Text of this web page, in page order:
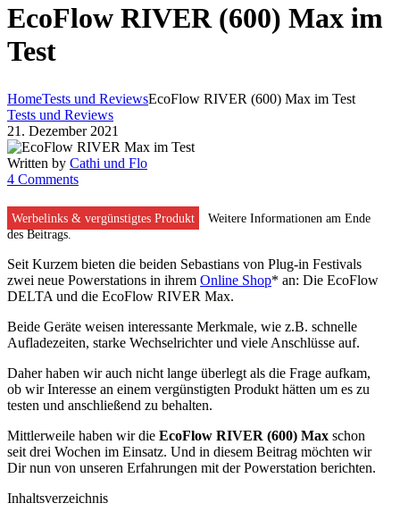
EcoFlow RIVER (600) Max im
Test
HomeTests und ReviewsEcoFlow RIVER (600) Max im Test
Tests und Reviews
21. Dezember 2021
Written by Cathi und Flo
4 Comments
Werbelinks & vergünstigtes Produkt
Weitere Informationen am Ende
des Beitrags.
Seit Kurzem bieten die beiden Sebastians von Plug-in Festivals
zwei neue Powerstations in ihrem Online Shop* an: Die EcoFlow
DELTA und die EcoFlow RIVER Max.
Beide Geräte weisen interessante Merkmale, wie z.B. schnelle
Aufladezeiten, starke Wechselrichter und viele Anschlüsse auf.
Daher haben wir auch nicht lange überlegt als die Frage aufkam,
ob wir Interesse an einem vergünstigten Produkt hätten um es zu
testen und anschließend zu behalten.
Mittlerweile haben wir die EcoFlow RIVER (600) Max schon
seit drei Wochen im Einsatz. Und in diesem Beitrag möchten wir
Dir nun von unseren Erfahrungen mit der Powerstation berichten.
Inhaltsverzeichnis